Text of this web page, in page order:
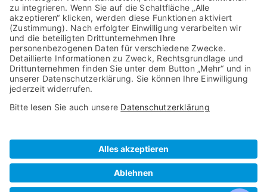
Gleitsichtbrillen
Sonnenbrillen
Vintage Brillengestelle
Rechtliches
Impressum
Datenschutz
gewusst-wo Berlin Brandenburg
GmbH– 2024